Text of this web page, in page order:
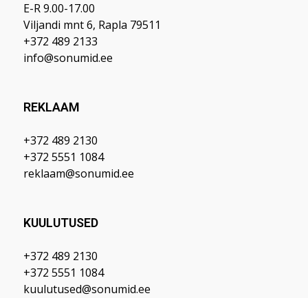
E-R 9.00-17.00
Viljandi mnt 6, Rapla 79511
+372 489 2133
info@sonumid.ee
REKLAAM
+372 489 2130
+372 5551 1084
reklaam@sonumid.ee
KUULUTUSED
+372 489 2130
+372 5551 1084
kuulutused@sonumid.ee